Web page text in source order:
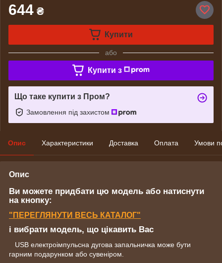
644 ₴
Купити
або
Купити з
Що таке купити з Пром?
Замовлення під захистом
Опис Характеристики Доставка Оплата Умови
Опис
Ви можете придбати цю модель або натиснути
на кнопку:
" ПЕРЕГЛЯНУТИ ВЕСЬ КАТАЛОГ"
і вибрати модель, що цікавить Вас
USB електроімпульсна дугова запальничка може бути
гарним подарунком або сувеніром.